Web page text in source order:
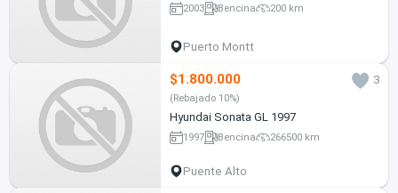
2003 Bencina 200 km
Puerto Montt
$1.800.000 3
(Rebajado 10%)
Hyundai Sonata GL 1997
1997 Bencina 266500 km
Puente Alto